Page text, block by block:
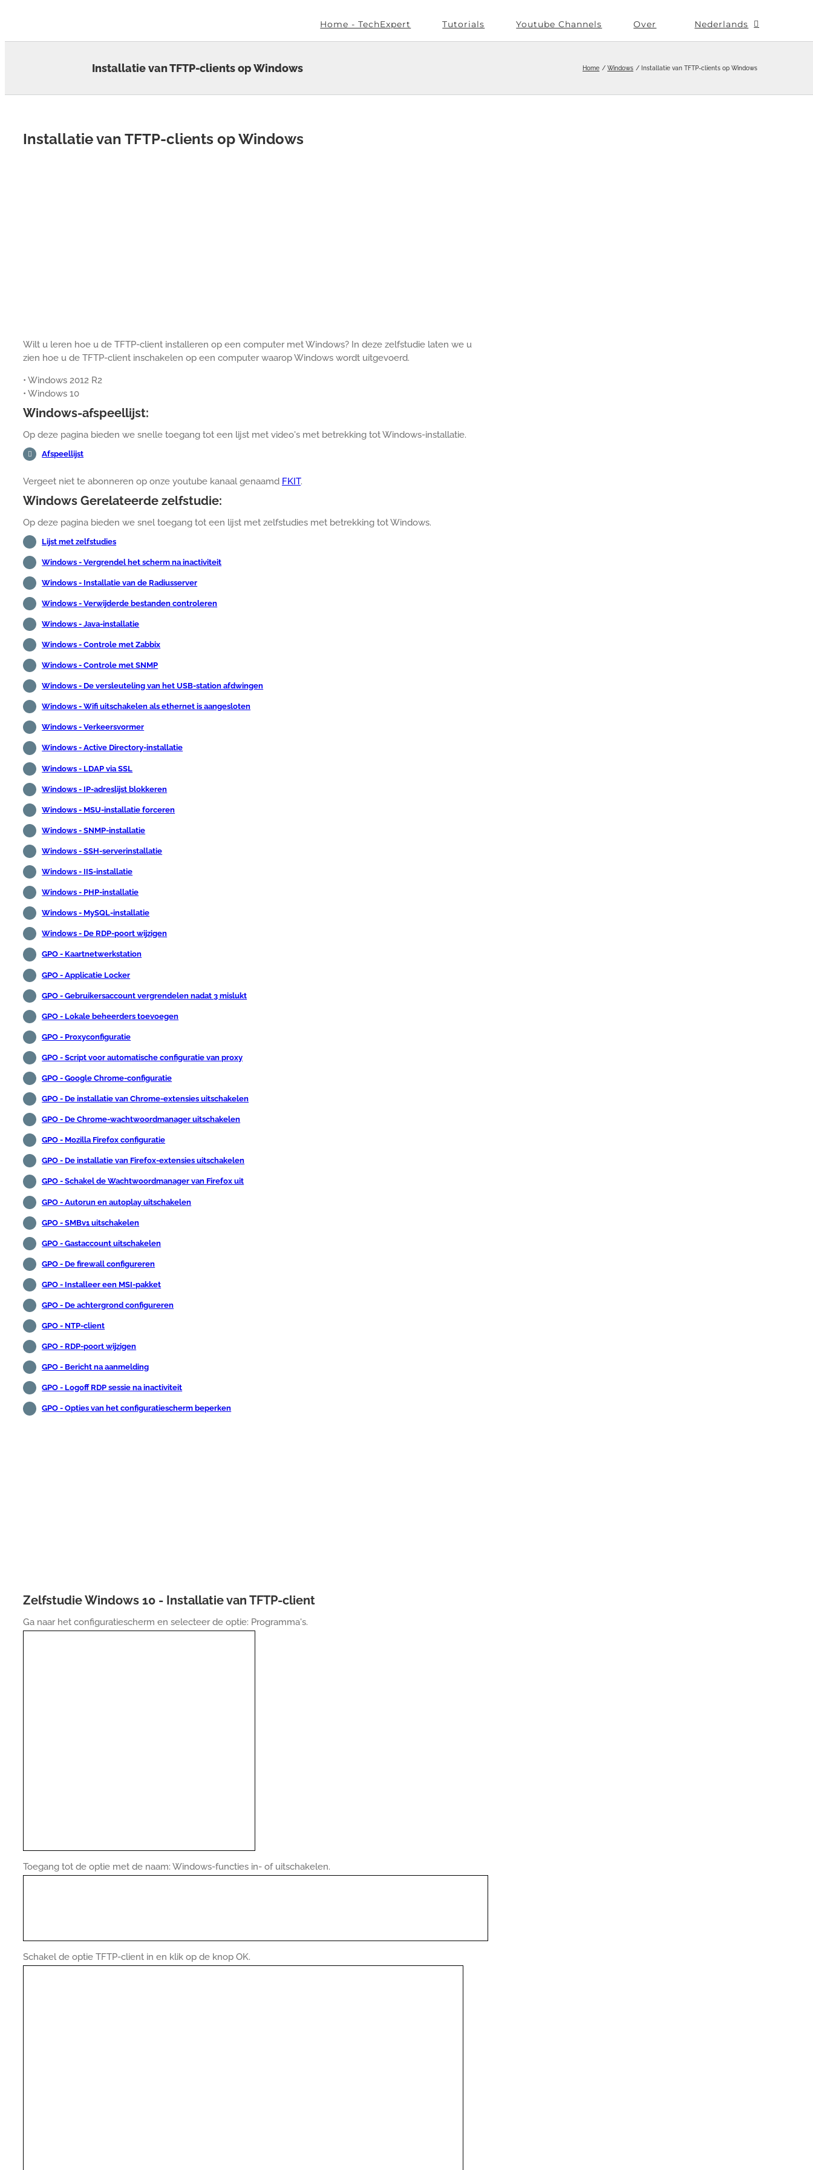
Home - TechExpert Tutorials Youtube Channels Over Nederlands
Installatie van TFTP-clients op Windows Home Windows Installatie van TFTP-clients op Windows
Installatie van TFTP-clients op Windows
Wilt u leren hoe u de TFTP-client installeren op een computer met Windows? In deze zelfstudie laten we u
zien hoe u de TFTP-client inschakelen op een computer waarop Windows wordt uitgevoerd.
• Windows 2012 R2
• Windows 10
Windows-afspeellijst:
Op deze pagina bieden we snelle toegang tot een lijst met video's met betrekking tot Windows-installatie.
Afspeellijst
Vergeet niet te abonneren op onze youtube kanaal genaamd FKIT.
Windows Gerelateerde zelfstudie:
Op deze pagina bieden we snel toegang tot een lijst met zelfstudies met betrekking tot Windows.
Lijst met zelfstudies
Windows - Vergrendel het scherm na inactiviteit
Windows - Installatie van de Radiusserver
Windows - Verwijderde bestanden controleren
Windows - Java-installatie
Windows - Controle met Zabbix
Windows - Controle met SNMP
Windows - De versleuteling van het USB-station afdwingen
Windows - Wifi uitschakelen als ethernet is aangesloten
Windows - Verkeersvormer
Windows - Active Directory-installatie
Windows - LDAP via SSL
Windows - IP-adreslijst blokkeren
Windows - MSU-installatie forceren
Windows - SNMP-installatie
Windows - SSH-serverinstallatie
Windows - IIS-installatie
Windows - PHP-installatie
Windows - MySQL-installatie
Windows - De RDP-poort wijzigen
GPO - Kaartnetwerkstation
GPO - Applicatie Locker
GPO - Gebruikersaccount vergrendelen nadat 3 mislukt
GPO - Lokale beheerders toevoegen
GPO - Proxyconfiguratie
GPO - Script voor automatische configuratie van proxy
GPO - Google Chrome-configuratie
GPO - De installatie van Chrome-extensies uitschakelen
GPO - De Chrome-wachtwoordmanager uitschakelen
GPO - Mozilla Firefox configuratie
GPO - De installatie van Firefox-extensies uitschakelen
GPO - Schakel de Wachtwoordmanager van Firefox uit
GPO - Autorun en autoplay uitschakelen
GPO - SMBv1 uitschakelen
GPO - Gastaccount uitschakelen
GPO - De firewall configureren
GPO - Installeer een MSI-pakket
GPO - De achtergrond configureren
GPO - NTP-client
GPO - RDP-poort wijzigen
GPO - Bericht na aanmelding
GPO - Logoff RDP sessie na inactiviteit
GPO - Opties van het configuratiescherm beperken
Zelfstudie Windows 10 - Installatie van TFTP-client
Ga naar het configuratiescherm en selecteer de optie: Programma's.
Toegang tot de optie met de naam: Windows-functies in- of uitschakelen.
Schakel de optie TFTP-client in en klik op de knop OK.